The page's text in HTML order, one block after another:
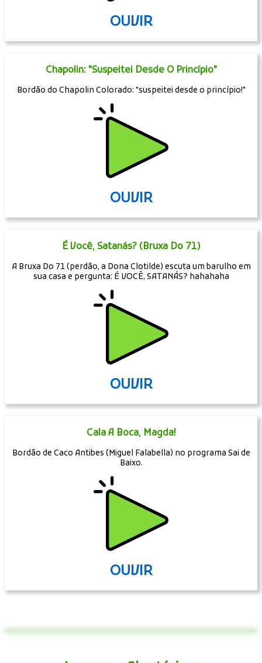
OUVIR
Chapolin: "Suspeitei Desde O Princípio"
Bordão do Chapolin Colorado: "suspeitei desde o princípio!"
OUVIR
É Você, Satanás? (Bruxa Do 71)
A Bruxa Do 71 (perdão, a Dona Clotilde) escuta um barulho em
sua casa e pergunta: É VOCÊ, SATANÁS? hahahaha
OUVIR
Cala A Boca, Magda!
Bordão de Caco Antibes (Miguel Falabella) no programa Sai de
Baixo.
OUVIR